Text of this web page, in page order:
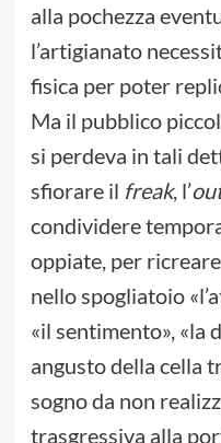
alla pochezza
l’artigianato
fisica per poter
Ma il pubblico
si perdeva in tali
sfiorare il freak, l’
condividere
oppiate, per
nello spogliatoio
«il sentimento», «la
angusto della cella
sogno da non
trasgressiva alla